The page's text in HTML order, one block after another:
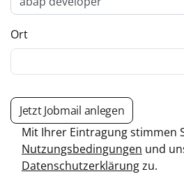
Ort
Jetzt Jobmail anlegen
Mit Ihrer Eintragung stimmen
Nutzungsbedingungen und
Datenschutzerklärungzu.